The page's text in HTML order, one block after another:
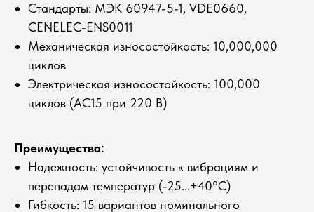
Стандарты: МЭК 60947-5-1, VDE0660,
CENELEC-ENS0011
Механическая износостойкость: 10,000,000
циклов
Электрическая износостойкость: 100,000
циклов (AC15 при 220 В)
Преимущества:
Надежность: устойчивость к вибрациям и
перепадам температур (-25...+40°C)
Гибкость: 15 вариантов номинального